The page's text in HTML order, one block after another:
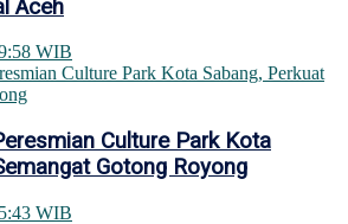
Aceh
WIB
Culture Park Kota
Gotong Royong
WIB